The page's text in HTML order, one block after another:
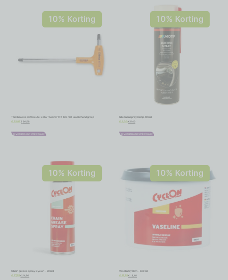
10% Korting
Torx haakse stiftsleutel Beta Tools 97TTX T30 met krachthandgreep
€22,87 €20,58
Toevoegen aan winkelwagen
10% Korting
Siliconenspray Motip 400ml
€ 6,00 €5,40
Toevoegen aan winkelwagen
10% Korting
Chain grease spray Cyclon – 500ml
€27,75 €24,98
10% Korting
Vaselin CyclOn – 500 ml
12,75 €11,48